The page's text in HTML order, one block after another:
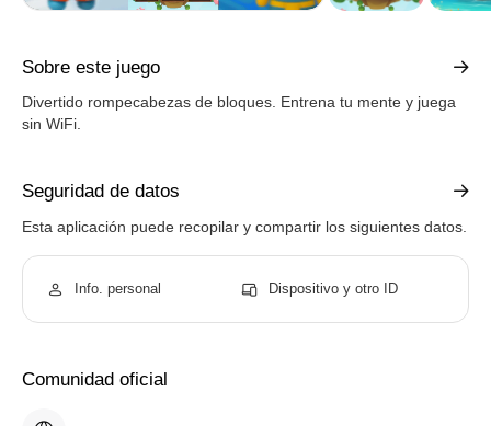
Sobre este juego
Divertido rompecabezas de bloques. Entrena tu mente y juega
sin WiFi.
Seguridad de datos
Esta aplicación puede recopilar y compartir los siguientes datos.
Info. personal Dispositivo y otro ID
Comunidad oficial